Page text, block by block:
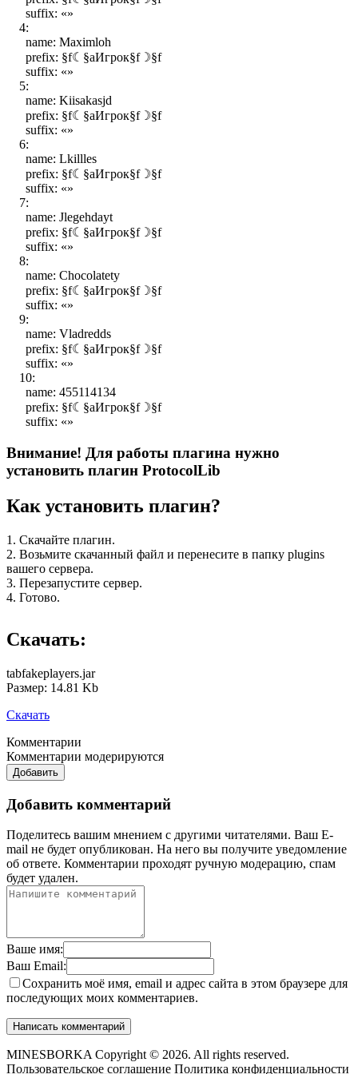
suffix: «»
4:
name: Maximloh
prefix: §f☾§aИгрок§f☽§f
suffix: «»
5:
name: Kiisakasjd
prefix: §f☾§aИгрок§f☽§f
suffix: «»
6:
name: Lkillles
prefix: §f☾§aИгрок§f☽§f
suffix: «»
7:
name: Jlegehdayt
prefix: §f☾§aИгрок§f☽§f
suffix: «»
8:
name: Chocolatety
prefix: §f☾§aИгрок§f☽§f
suffix: «»
9:
name: Vladredds
prefix: §f☾§aИгрок§f☽§f
suffix: «»
10:
name: 455114134
prefix: §f☾§aИгрок§f☽§f
suffix: «»
Внимание! Для работы плагина нужно
установить плагин ProtocolLib
Как установить плагин?
1. Скачайте плагин.
2. Возьмите скачанный файл и перенесите в папку plugins
вашего сервера.
3. Перезапустите сервер.
4. Готово.
Скачать:
tabfakeplayers.jar
Размер: 14.81 Kb
Скачать
Комментарии
Комментарии модерируются
Добавить
Добавить комментарий
Поделитесь вашим мнением с другими читателями. Ваш E-
mail не будет опубликован. На него вы получите уведомление
об ответе. Комментарии проходят ручную модерацию, спам
будет удален.
Ваше имя:
Ваш Email:
Сохранить моё имя, email и адрес сайта в этом браузере для
последующих моих комментариев.
MINESBORKA Copyright © 2026. All rights reserved.
Пользовательское соглашение Политика конфиденциальности